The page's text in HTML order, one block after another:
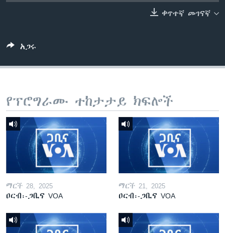
ቀጥተኛ መገናኛ
አጋሩ
የፕሮግራሙ ተከታታይ ክፍሎች
ማርች 28, 2025
ዐርብ፡-ጋቢና VOA
ማርች 21, 2025
ዐርብ፡-ጋቢና VOA